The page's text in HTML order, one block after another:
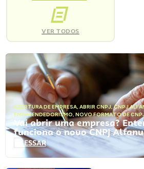
VER TODOS
ABERTURA DE EMPRESA, ABRIR CNPJ,CNPJ
EMPREENDEDORISMO, NOVO FORMATO DE
Vai abrir uma empresa?
funciona o novo CNPJ
ACESSAR